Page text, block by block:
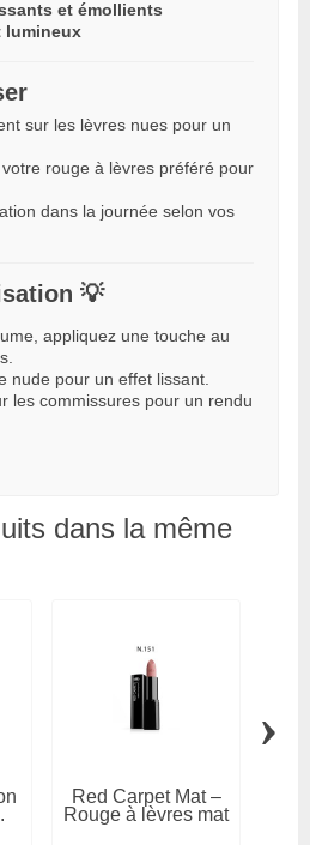
et émollients
lumineux
sur les lèvres nues pour un
rouge à lèvres préféré pour
dans la journée selon vos
💡
appliquez une touche au
nude pour un effet lissant.
les commissures pour un rendu
dans la même
Red Carpet Mat –
Rouge à lèvres mat
›